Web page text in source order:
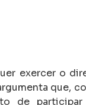
exercer o
que,
de